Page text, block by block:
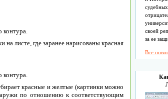
контура.
листе, где заранее нарисованы красная
контура.
красные и желтые (картинки можно
по отношению к соответствующим
своей
за ее
Все